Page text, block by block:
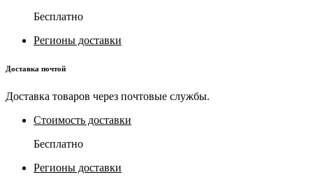
Бесплатно
Регионы доставки
Доставка почтой
Доставка товаров через почтовые службы.
Стоимость доставки
Бесплатно
Регионы доставки